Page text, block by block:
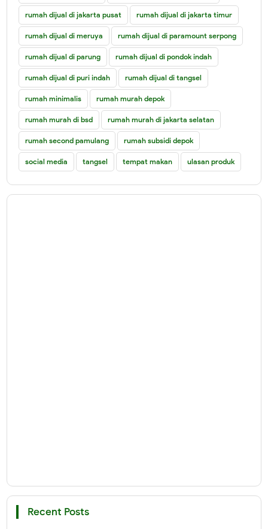
rumah dijual di jakarta pusat rumah dijual di jakarta timur
rumah dijual di meruya rumah dijual di paramount serpong
rumah dijual di parung rumah dijual di pondok indah
rumah dijual di puri indah rumah dijual di tangsel
rumah minimalis rumah murah depok
rumah murah di bsd rumah murah di jakarta selatan
rumah second pamulang rumah subsidi depok
social media tangsel tempat makan ulasan produk
Recent Posts